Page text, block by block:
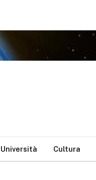
Università Cultura